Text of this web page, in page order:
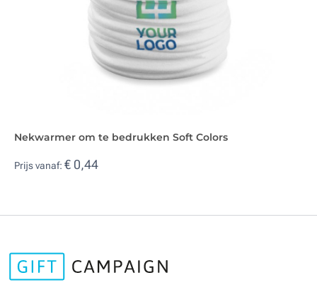
Nekwarmer om te bedrukken Soft Colors
Prijs vanaf: € 0,44